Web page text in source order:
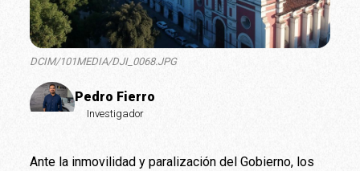
DCIM/101MEDIA/DJI_0068.JPG
Pedro Fierro
Investigador
Ante la inmovilidad y paralización del Gobierno, los